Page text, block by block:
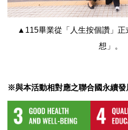
▲115畢業從「人生按個讚」正
想」。
※與本活動相對應之聯合國永續發